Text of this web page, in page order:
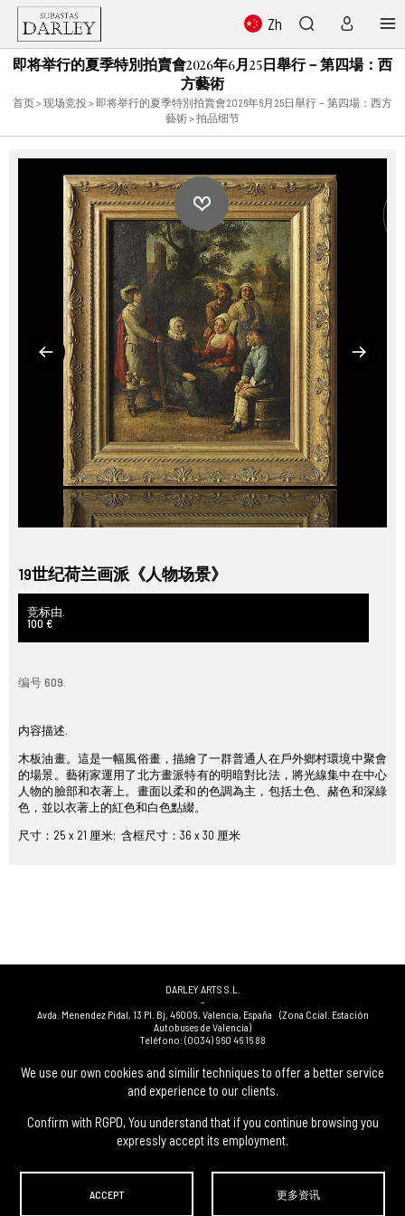
We use our own cookies and similir techniques to offer a better service
and experience to our clients.
Confirm with RGPD, You understand that if you continue browsing you
expressly accept its employment.
ACCEPT 更多资讯
Zh
即将举行的夏季特別拍賣會2026年6月25日舉行－第四場：西
方藝術
首页> 现场竞投 > 即将举行的夏季特別拍賣會2026年6月25日舉行－第四場：西方
藝術> 拍品细节
19世纪荷兰画派《人物场景》
竞标由.
100 €
编号 609.
内容描述.
木板油畫。這是一幅風俗畫，描繪了一群普通人在戶外鄉村環境中聚會
的場景。藝術家運用了北方畫派特有的明暗對比法，將光線集中在中心
人物的臉部和衣著上。畫面以柔和的色調為主，包括土色、赭色和深綠
色，並以衣著上的紅色和白色點綴。
尺寸：25 x 21 厘米; 含框尺寸：36 x 30 厘米
DARLEY ARTS S.L.
-
Avda. Menendez Pidal, 13 Pl. Bj, 46009, Valencia, España (Zona Ccial. Estación
Autobuses de Valencia)
Teléfono:(0034) 960 46 16 88
(0034) 963 40 48 21
-
(0034) 669 53 68 89 (solo WhatsApp)
info@subastasdarley.com